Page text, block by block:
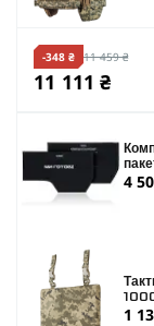
-348 ₴ 11 459 ₴
11 111 ₴
4
1